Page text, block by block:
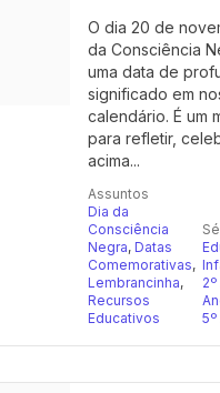
O dia 20 de
da Consciência
uma data de
significado em
calendário. É um
para refletir,
acima...
Assuntos
Dia da
Consciência
Negra, Datas
Comemorativas,
Lembrancinha,
Recursos
Educativos
5º